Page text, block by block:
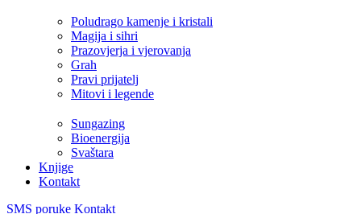
Poludrago kamenje i kristali
Magija i sihri
Prazovjerja i vjerovanja
Grah
Pravi prijatelj
Mitovi i legende
Sungazing
Bioenergija
Svaštara
Knjige
Kontakt
SMS poruke Kontakt